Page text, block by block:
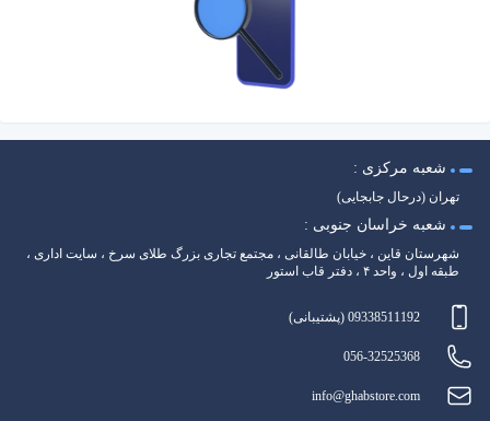
شعبه مرکزی :
تهران (درحال جابجایی)
شعبه خراسان جنوبی :
شهرستان قاین ، خیابان طالقانی ، مجتمع تجاری بزرگ طلای سرخ ، سایت اداری ،
طبقه اول ، واحد ۴ ، دفتر قاب استور
09338511192 (پشتیبانی)
056-32525368
info@ghabstore.com